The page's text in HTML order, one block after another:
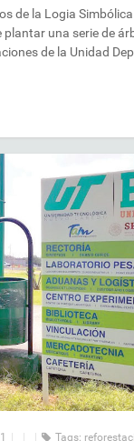
de la Logia
plantar una serie de
de la Unidad
| | | Tags: